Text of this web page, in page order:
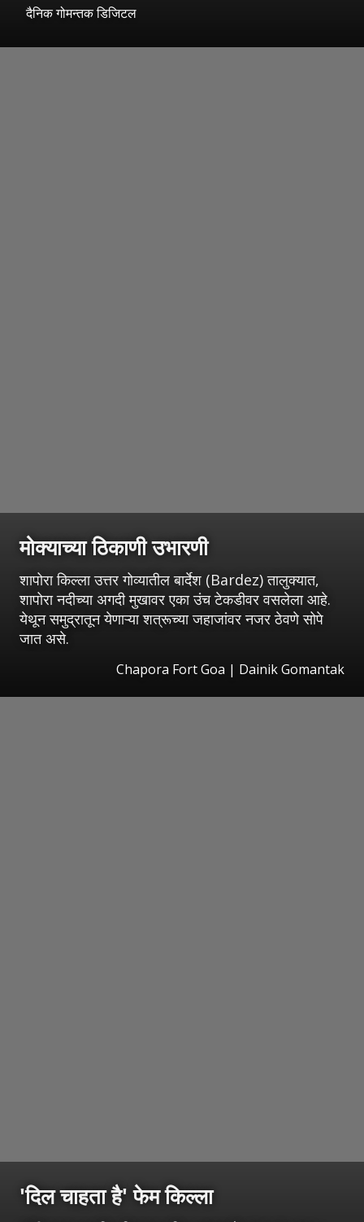
दैनिक गोमन्तक डिजिटल
मोक्याच्या ठिकाणी उभारणी
शापोरा किल्ला उत्तर गोव्यातील बार्देश (Bardez) तालुक्यात,
शापोरा नदीच्या अगदी मुखावर एका उंच टेकडीवर वसलेला आहे.
येथून समुद्रातून येणाऱ्या शत्रूच्या जहाजांवर नजर ठेवणे सोपे
जात असे.
Chapora Fort Goa | Dainik Gomantak
'दिल चाहता है' फेम किल्ला